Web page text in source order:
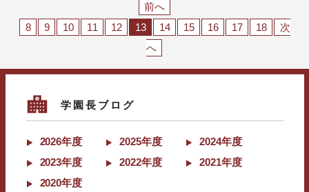
前へ
8
9 10 11 12 13 14 15 16 17 18
次
へ
学園長ブログ
2026年度 2025年度
2024年度
2023年度
2022年度
2021年度
2020年度